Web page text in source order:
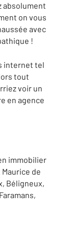
absolument
on vous
avec
!
internet tel
tout
voir un
en agence
immobilier
de
Béligneux,